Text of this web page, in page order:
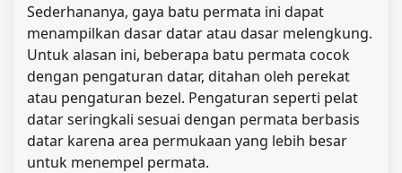
Sederhananya, gaya batu permata ini dapat
menampilkan dasar datar atau dasar melengkung.
Untuk alasan ini, beberapa batu permata cocok
dengan pengaturan datar, ditahan oleh perekat
atau pengaturan bezel. Pengaturan seperti pelat
datar seringkali sesuai dengan permata berbasis
datar karena area permukaan yang lebih besar
untuk menempel permata.